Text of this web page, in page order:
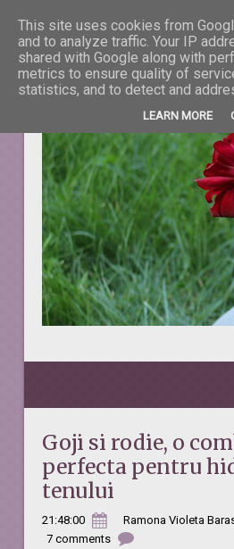
La taifas
DESPRE TOT CEEA CE NE
Goji si rodie, o
perfecta pentru
tenului
21:48:00 Ramona Violeta
7 comments
This site uses cookies from
and to analyze traffic. Your IP
shared with Google along with
metrics to ensure quality of
statistics, and to detect and
LEARN MORE